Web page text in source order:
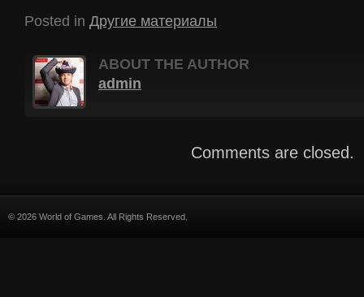
Posted in Другие материалы
ABOUT THE AUTHOR
admin
Comments are closed.
© 2026 World of Games. All Rights Reserved.